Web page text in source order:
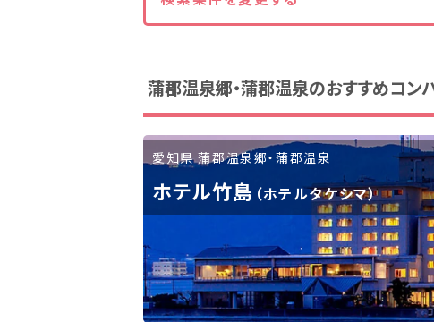
静岡県(44) 愛知県(15) 岐阜県(5) 三
関西
滋賀県(2) 大阪府(2) 兵庫県(2)
九州・沖縄
蒲郡温泉郷・蒲郡温泉のおすすめコン
愛知県 蒲郡温泉郷・蒲郡温泉
ホテル竹島 （ホテルタケシマ）